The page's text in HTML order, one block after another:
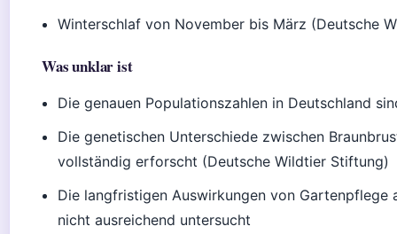
Winterschlaf von November bis März (Deutsche
Was unklar ist
Die genauen Populationszahlen in Deutschland
Die genetischen Unterschiede zwischen
vollständig erforscht (Deutsche Wildtier Stiftung)
Die langfristigen Auswirkungen von
nicht ausreichend untersucht